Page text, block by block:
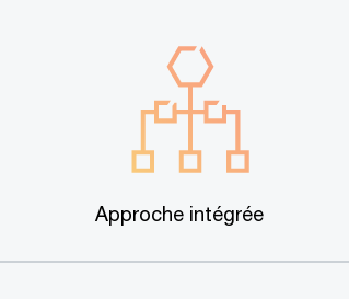
Approche intégrée